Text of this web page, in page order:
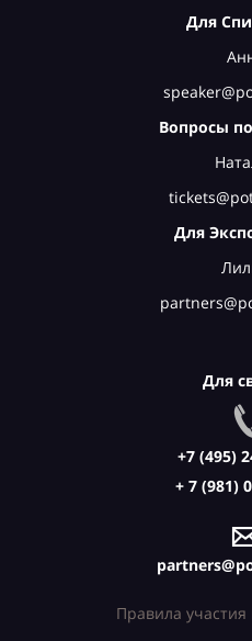
Для
Вопросы
Для
Для
+7 (495)
+ 7 (981)
Правила